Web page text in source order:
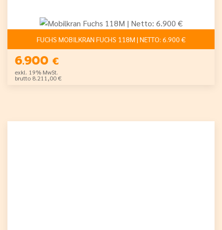
FUCHS MOBILKRAN FUCHS 118M | NETTO: 6.900 €
6.900 €
exkl. 19% MwSt.
brutto 8.211,00 €